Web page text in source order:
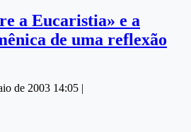
a Eucaristia» e a
de uma reflexão
de 2003 14:05 |